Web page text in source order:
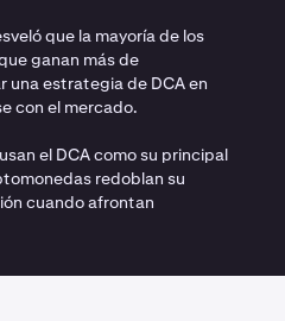
que la mayoría de los
ganan más de
una estrategia de DCA en
con el mercado.
el DCA como su principal
redoblan su
cuando afrontan